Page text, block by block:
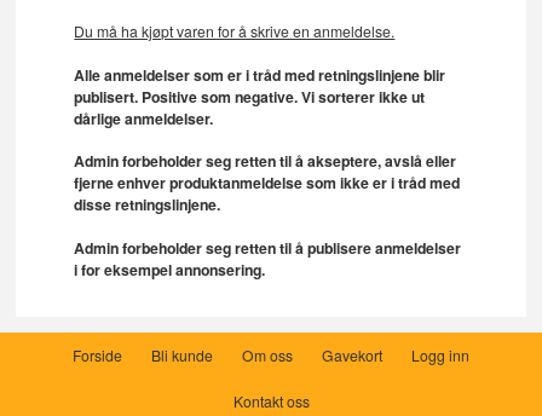
Du må ha kjøpt varen for å skrive en anmeldelse.
Alle anmeldelser som er i tråd med retningslinjene blir
publisert. Positive som negative. Vi sorterer ikke ut
dårlige anmeldelser.
Admin forbeholder seg retten til å akseptere, avslå eller
fjerne enhver produktanmeldelse som ikke er i tråd med
disse retningslinjene.
Admin forbeholder seg retten til å publisere anmeldelser
i for eksempel annonsering.
Forside Bli kunde Om oss Gavekort Logg inn
Kontakt oss